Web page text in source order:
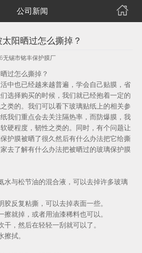
公司新闻
阳晒过怎么撕掉？
无锡市铭丰保护膜厂
过怎么撕掉？
中也已经越来越普遍，学会自己贴膜，省
选择购买的时候，我们就已经抱着一定的
类的。我们可以看下玻璃贴纸上的相关参
我们重点会去关注隔热率，而防爆膜，我
硬程度，韧性之类的。同时，有个问题让
护膜被晒了很久然后有什么办法把它给撕
去了解有什么办法把被晒过的玻璃保护膜
水与松节油的混合液，可以去掉许多玻璃
胶反复粘撕，可以去掉表面一些。
擦就掉，或者用油漆稀料也可以。
干，然后在轻轻一刮就可以了。
拭。